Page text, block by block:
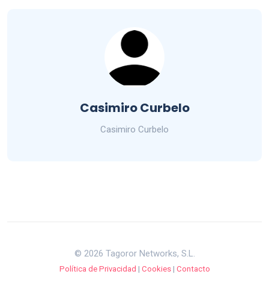
Casimiro Curbelo
Casimiro Curbelo
© 2026 Tagoror Networks, S.L.
Política de Privacidad | Cookies| Contacto